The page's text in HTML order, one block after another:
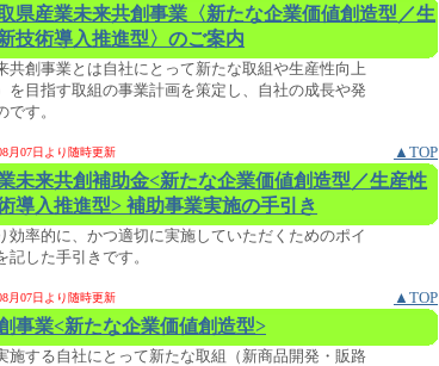
県産業未来共創事業〈新たな企業価値創造型／生
技術導入推進型〉のご案内
共創事業とは自社にとって新たな取組や生産性向上
を目指す取組の事業計画を策定し、自社の成長や発
です。
月07日より随時更新 ▲TOP
未来共創補助金<新たな企業価値創造型／生産性
導入推進型> 補助事業実施の手引き
効率的に、かつ適切に実施していただくためのポイ
記した手引きです。
月07日より随時更新 ▲TOP
事業<新たな企業価値創造型>
施する自社にとって新たな取組（新商品開発・販路